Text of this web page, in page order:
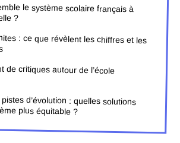
le système scolaire français à
?
: ce que révèlent les chiffres et les
de critiques autour de l’école
d’évolution : quelles solutions
plus équitable ?